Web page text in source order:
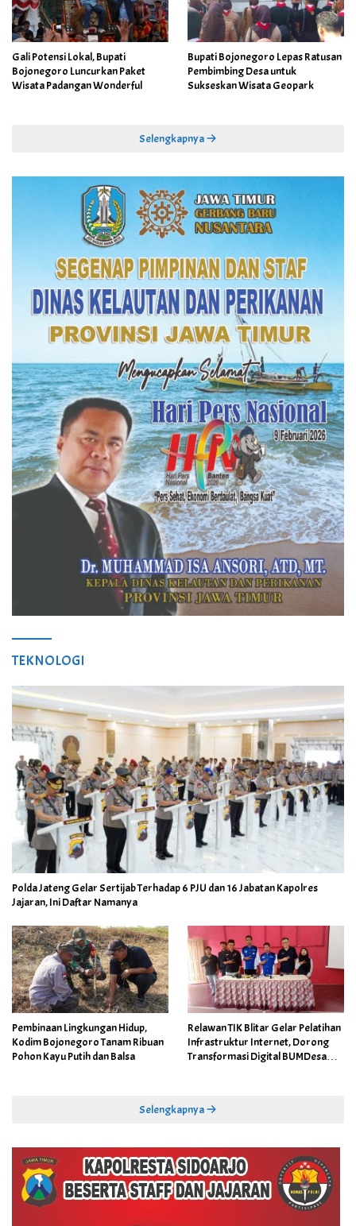
Gali Potensi Lokal, Bupati
Bojonegoro Luncurkan Paket
Wisata Padangan Wonderful
Bupati Bojonegoro Lepas Ratusan
Pembimbing Desa untuk
Sukseskan Wisata Geopark
Selengkapnya
TEKNOLOGI
Polda Jateng Gelar Sertijab Terhadap 6 PJU dan 16 Jabatan Kapolres
Jajaran, Ini Daftar Namanya
Pembinaan Lingkungan Hidup,
Kodim Bojonegoro Tanam Ribuan
Pohon Kayu Putih dan Balsa
Relawan TIK Blitar Gelar Pelatihan
Infrastruktur Internet, Dorong
Transformasi Digital BUMDesa
Selengkapnya